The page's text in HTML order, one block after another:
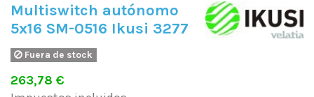
Multiswitch autónomo
5x16 SM-0516 Ikusi 3277
Fuera de stock
263,78 €